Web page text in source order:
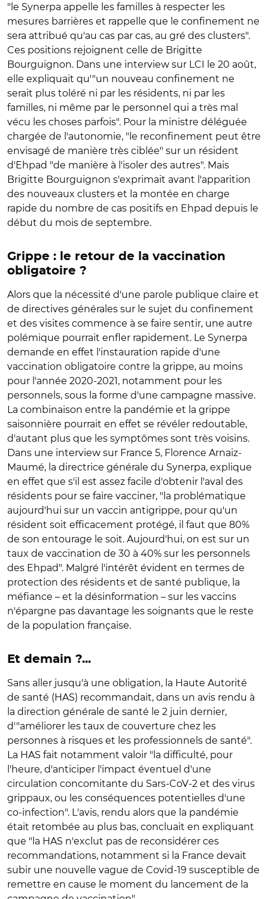
"le Synerpa appelle les familles à respecter les
mesures barrières et rappelle que le confinement ne
sera attribué qu'au cas par cas, au gré des clusters".
Ces positions rejoignent celle de Brigitte
Bourguignon. Dans une interview sur LCI le 20 août,
elle expliquait qu'"un nouveau confinement ne
serait plus toléré ni par les résidents, ni par les
familles, ni même par le personnel qui a très mal
vécu les choses parfois". Pour la ministre déléguée
chargée de l'autonomie, "le reconfinement peut être
envisagé de manière très ciblée" sur un résident
d'Ehpad "de manière à l'isoler des autres". Mais
Brigitte Bourguignon s'exprimait avant l'apparition
des nouveaux clusters et la montée en charge
rapide du nombre de cas positifs en Ehpad depuis le
début du mois de septembre.
Grippe : le retour de la vaccination
obligatoire ?
Alors que la nécessité d'une parole publique claire et
de directives générales sur le sujet du confinement
et des visites commence à se faire sentir, une autre
polémique pourrait enfler rapidement. Le Synerpa
demande en effet l'instauration rapide d'une
vaccination obligatoire contre la grippe, au moins
pour l'année 2020-2021, notamment pour les
personnels, sous la forme d'une campagne massive.
La combinaison entre la pandémie et la grippe
saisonnière pourrait en effet se révéler redoutable,
d'autant plus que les symptômes sont très voisins.
Dans une interview sur France 5, Florence Arnaiz-
Maumé, la directrice générale du Synerpa, explique
en effet que s'il est assez facile d'obtenir l'aval des
résidents pour se faire vacciner, "la problématique
aujourd'hui sur un vaccin antigrippe, pour qu'un
résident soit efficacement protégé, il faut que 80%
de son entourage le soit. Aujourd'hui, on est sur un
taux de vaccination de 30 à 40% sur les personnels
des Ehpad". Malgré l'intérêt évident en termes de
protection des résidents et de santé publique, la
méfiance – et la désinformation – sur les vaccins
n'épargne pas davantage les soignants que le reste
de la population française.
Et demain ?...
Sans aller jusqu'à une obligation, la Haute Autorité
de santé (HAS) recommandait, dans un avis rendu à
la direction générale de santé le 2 juin dernier,
d'"améliorer les taux de couverture chez les
personnes à risques et les professionnels de santé".
La HAS fait notamment valoir "la difficulté, pour
l'heure, d'anticiper l'impact éventuel d'une
circulation concomitante du Sars-CoV-2 et des virus
grippaux, ou les conséquences potentielles d'une
co-infection". L'avis, rendu alors que la pandémie
était retombée au plus bas, concluait en expliquant
que "la HAS n'exclut pas de reconsidérer ces
recommandations, notamment si la France devait
subir une nouvelle vague de Covid-19 susceptible de
remettre en cause le moment du lancement de la